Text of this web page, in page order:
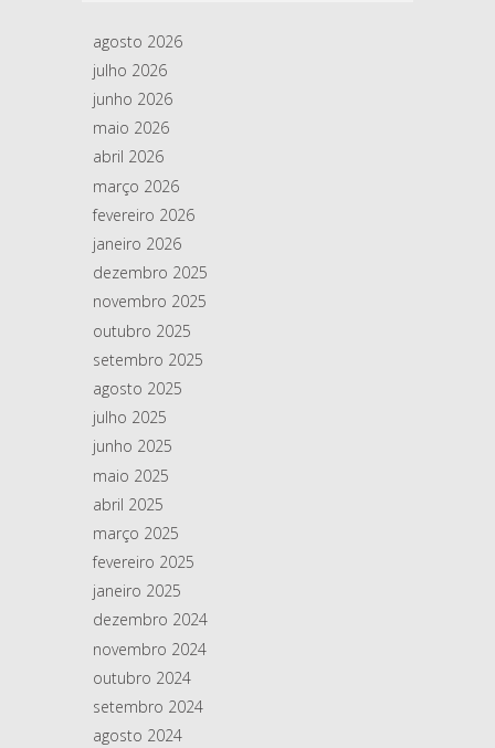
agosto 2026
julho 2026
junho 2026
maio 2026
abril 2026
março 2026
fevereiro 2026
janeiro 2026
dezembro 2025
novembro 2025
outubro 2025
setembro 2025
agosto 2025
julho 2025
junho 2025
maio 2025
abril 2025
março 2025
fevereiro 2025
janeiro 2025
dezembro 2024
novembro 2024
outubro 2024
setembro 2024
agosto 2024